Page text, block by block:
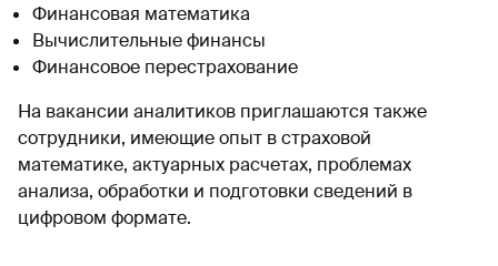
Финансовая математика
Вычислительные финансы
Финансовое перестрахование
На вакансии аналитиков приглашаются также
сотрудники, имеющие опыт в страховой
математике, актуарных расчетах, проблемах
анализа, обработки и подготовки сведений в
цифровом формате.